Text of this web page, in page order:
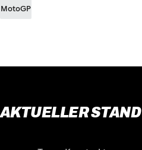
MotoGP
AKTUELLER STAND